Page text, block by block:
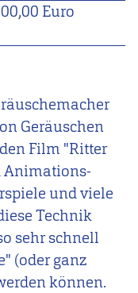
Euro
Geräuschen
Film "Ritter
Animations-
und viele
Technik
sehr schnell
(oder ganz
können.